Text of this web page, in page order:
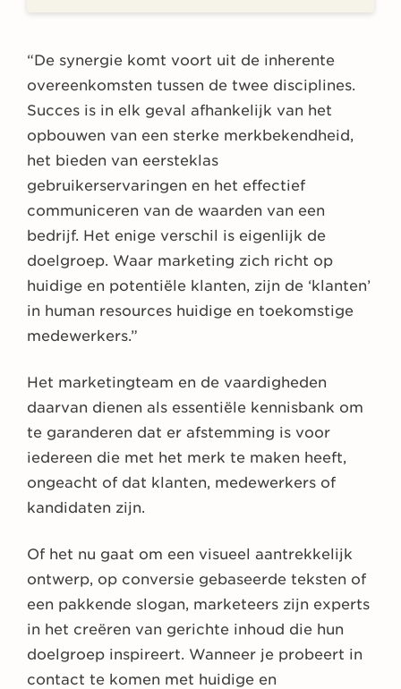
“De synergie komt voort uit de inherente
overeenkomsten tussen de twee disciplines.
Succes is in elk geval afhankelijk van het
opbouwen van een sterke merkbekendheid,
het bieden van eersteklas
gebruikerservaringen en het effectief
communiceren van de waarden van een
bedrijf. Het enige verschil is eigenlijk de
doelgroep. Waar marketing zich richt op
huidige en potentiële klanten, zijn de ‘klanten’
in human resources huidige en toekomstige
medewerkers.”
Het marketingteam en de vaardigheden
daarvan dienen als essentiële kennisbank om
te garanderen dat er afstemming is voor
iedereen die met het merk te maken heeft,
ongeacht of dat klanten, medewerkers of
kandidaten zijn.
Of het nu gaat om een visueel aantrekkelijk
ontwerp, op conversie gebaseerde teksten of
een pakkende slogan, marketeers zijn experts
in het creëren van gerichte inhoud die hun
doelgroep inspireert. Wanneer je probeert in
contact te komen met huidige en